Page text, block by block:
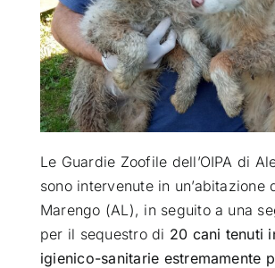
CHI SIAMO
RUBRICHE
SEMPRE CON ME
Le Guardie Zoofile dell’OIPA di
sono intervenute in un’abitazione
Marengo (AL), in seguito a una
per il sequestro di 20 cani tenuti
igienico-sanitarie estremamente